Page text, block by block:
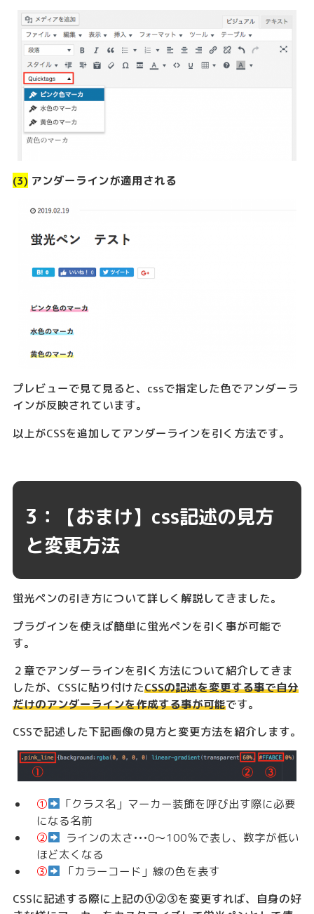
(3) アンダーラインが適用される
プレビューで見て見ると、cssで指定した色でアンダーラ
インが反映されています。
以上がCSSを追加してアンダーラインを引く方法です。
3：【おまけ】css記述の見方
と変更方法
蛍光ペンの引き方について詳しく解説してきました。
プラグインを使えば簡単に蛍光ペンを引く事が可能で
す。
２章でアンダーラインを引く方法について紹介してきま
したが、CSSに貼り付けたCSSの記述を変更する事で自分
だけのアンダーラインを作成する事が可能です。
CSSで記述した下記画像の見方と変更方法を紹介します。
①
「クラス名」マーカー装飾を呼び出す際に必要
になる名前
②
ラインの太さ•••0〜100％で表し、数字が低い
ほど太くなる
③
「カラーコード」線の色を表す
CSSに記述する際に上記の①②③を変更すれば、自身の好